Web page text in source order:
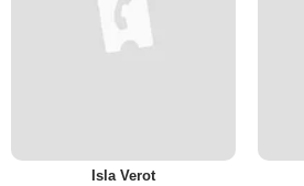
Isla Verot